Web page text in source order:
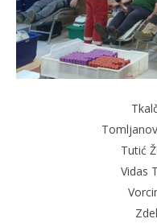
Tutić
Vidas